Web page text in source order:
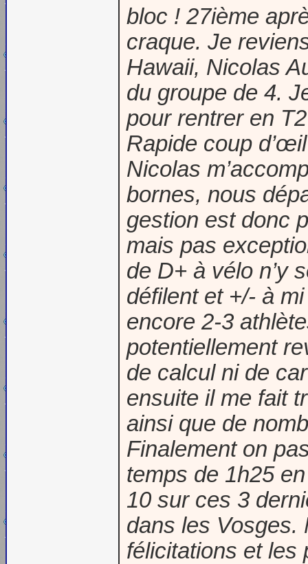
bloc ! 27ième
craque. Je
Hawaii, Nicolas
du groupe de 4.
pour rentrer en
Rapide coup
Nicolas
bornes, nous
gestion est donc
mais pas
de D+ à vélo n’y
défilent et +/- à
encore 2-3
potentiellement
de calcul ni de
ensuite il me fait
ainsi que de
Finalement on
temps de 1h25
10 sur ces 3
dans les Vosges.
félicitations et les